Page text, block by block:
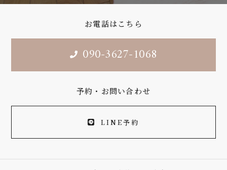
お電話はこちら
090-3627-1068
予約・お問い合わせ
LINE予約